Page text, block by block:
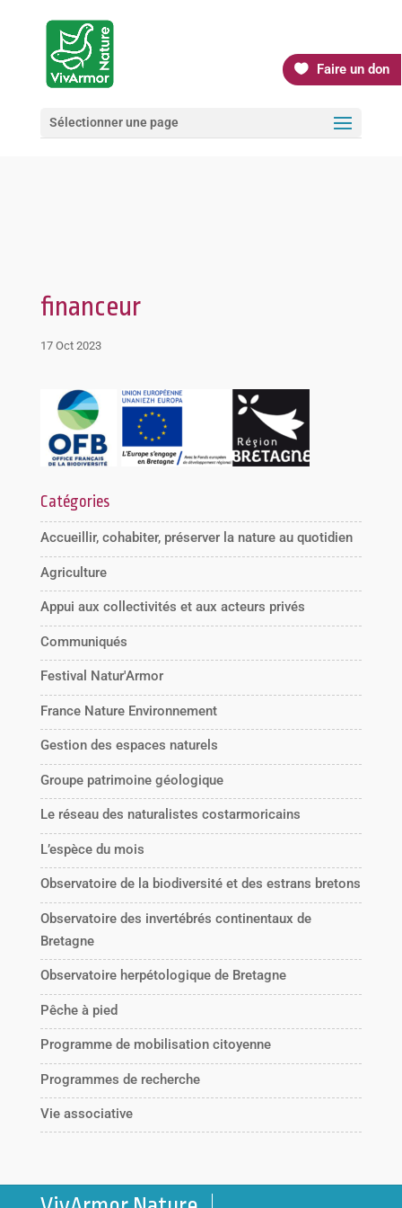
Faire un don
Sélectionner une page
financeur
17 Oct 2023
Catégories
Accueillir, cohabiter, préserver la nature au quotidien
Agriculture
Appui aux collectivités et aux acteurs privés
Communiqués
Festival Natur'Armor
France Nature Environnement
Gestion des espaces naturels
Groupe patrimoine géologique
Le réseau des naturalistes costarmoricains
L’espèce du mois
Observatoire de la biodiversité et des estrans bretons
Observatoire des invertébrés continentaux de
Bretagne
Observatoire herpétologique de Bretagne
Pêche à pied
Programme de mobilisation citoyenne
Programmes de recherche
Vie associative